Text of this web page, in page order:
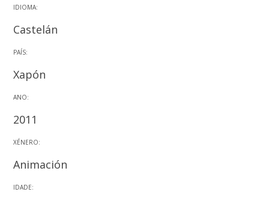
IDIOMA:
Castelán
PAÍS:
Xapón
ANO:
2011
XÉNERO:
Animación
IDADE: